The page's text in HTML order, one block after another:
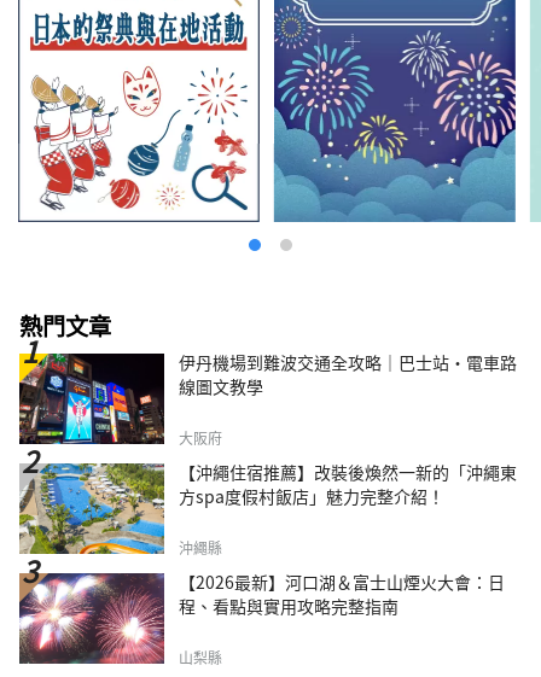
熱門文章
伊丹機場到難波交通全攻略｜巴士站・電車路
線圖文教學
大阪府
【沖繩住宿推薦】改裝後煥然一新的「沖繩東
方spa度假村飯店」魅力完整介紹！
沖繩縣
【2026最新】河口湖＆富士山煙火大會：日
程、看點與實用攻略完整指南
山梨縣